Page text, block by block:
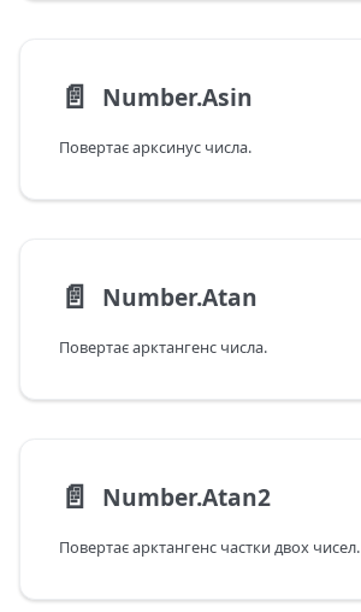
📄️ Number.Asin
Повертає арксинус числа.
📄️ Number.Atan
Повертає арктангенс числа.
📄️ Number.Atan2
Повертає арктангенс частки двох чисел.